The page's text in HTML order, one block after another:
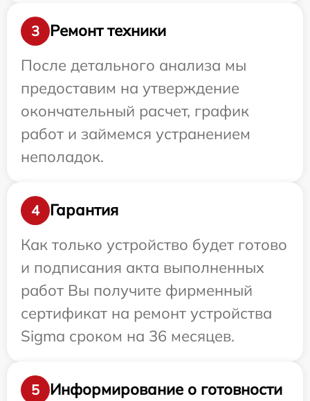
3
Ремонт техники
После детального анализа мы
предоставим на утверждение
окончательный расчет, график
работ и займемся устранением
неполадок.
4
Гарантия
Как только устройство будет готово
и подписания акта выполненных
работ Вы получите фирменный
сертификат на ремонт устройства
Sigma сроком на 36 месяцев.
5
Информирование о готовности